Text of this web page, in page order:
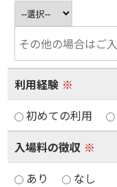
利用経験 ※
初めての利用
入場料の徴収 ※
あり
なし